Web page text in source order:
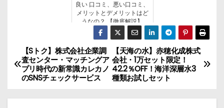
良い 口コミ、悪い口コミ、
メリットとデメリットはど
うなの？ 【徹底解説】
投
稿
ナ
【天海の水】赤穂化成株式
会社・1万セット限定！
42.2％OFF！海洋深層水3
種類お試しセット
【Sトク】株式会社企業調
査センター・マッチングア
プリ時代の新常識カレカノ
のSNSチェックサービス